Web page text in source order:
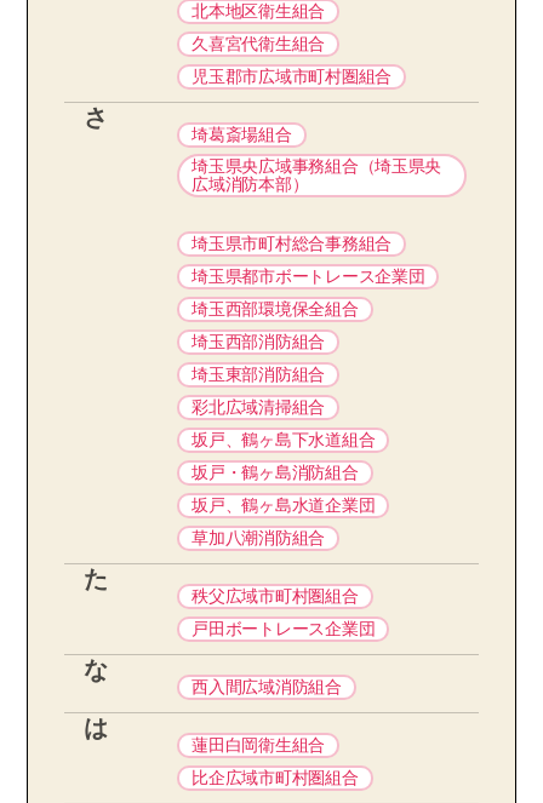
北本地区衛生組合
久喜宮代衛生組合
児玉郡市広域市町村圏組合
さ
埼葛斎場組合
埼玉県央広域事務組合（埼玉県央
広域消防本部）
埼玉県市町村総合事務組合
埼玉県都市ボートレース企業団
埼玉西部環境保全組合
埼玉西部消防組合
埼玉東部消防組合
彩北広域清掃組合
坂戸、鶴ヶ島下水道組合
坂戸・鶴ヶ島消防組合
坂戸、鶴ヶ島水道企業団
草加八潮消防組合
た
秩父広域市町村圏組合
戸田ボートレース企業団
な
西入間広域消防組合
は
蓮田白岡衛生組合
比企広域市町村圏組合